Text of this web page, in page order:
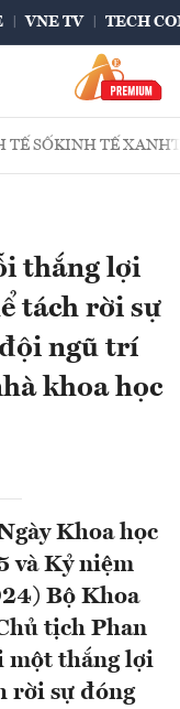
VNE TV TECH
TẾ SỐKINH TẾ XANH
thắng lợi
tách rời sự
ngũ trí
khoa học
Khoa học
và Kỷ niệm
Bộ Khoa
tịch Phan
một thắng lợi
rời sự đóng